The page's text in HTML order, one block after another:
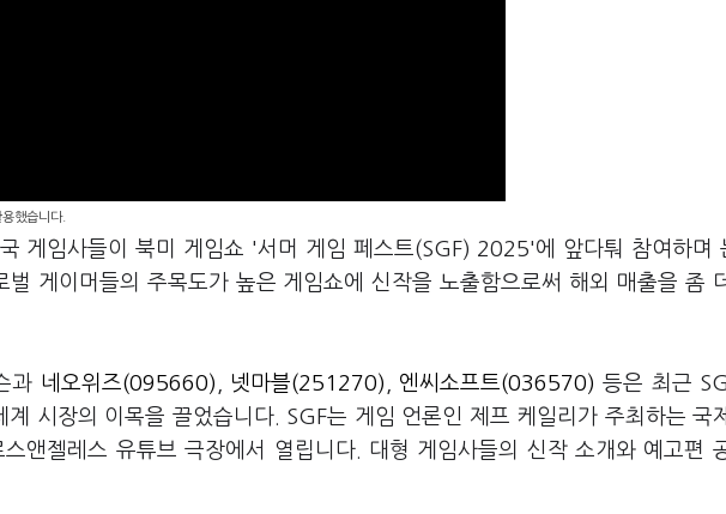
했습니다.
게임사들이 북미 게임쇼 '서머 게임 페스트(SGF) 2025'에 앞다퉈 참여하며
벌 게이머들의 주목도가 높은 게임쇼에 신작을 노출함으로써 해외 매출을 좀
과 네오위즈(095660) 넷마블(251270) 엔씨소프트(036570) 등은 최근
시장의 이목을 끌었습니다. SGF는 게임 언론인 제프 케일리가 주최하는 국
앤젤레스 유튜브 극장에서 열립니다. 대형 게임사들의 신작 소개와 예고편